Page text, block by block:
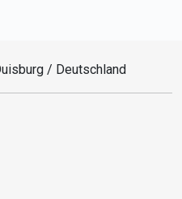
/ Deutschland